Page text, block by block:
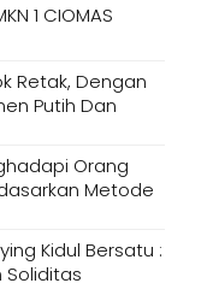
1 CIOMAS
Retak, Dengan
Putih Dan
Orang
Metode
Kidul Bersatu :
Soliditas